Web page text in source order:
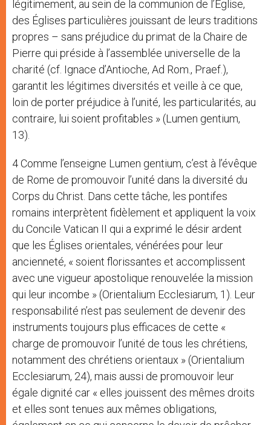
légitimement, au sein de la communion de l’Église,
des Églises particulières jouissant de leurs traditions
propres – sans préjudice du primat de la Chaire de
Pierre qui préside à l’assemblée universelle de la
charité (cf. Ignace d’Antioche, Ad Rom., Praef.),
garantit les légitimes diversités et veille à ce que,
loin de porter préjudice à l’unité, les particularités, au
contraire, lui soient profitables » (Lumen gentium,
13).
4 Comme l’enseigne Lumen gentium, c’est à l’évêque
de Rome de promouvoir l’unité dans la diversité du
Corps du Christ. Dans cette tâche, les pontifes
romains interprètent fidèlement et appliquent la voix
du Concile Vatican II qui a exprimé le désir ardent
que les Églises orientales, vénérées pour leur
ancienneté, « soient florissantes et accomplissent
avec une vigueur apostolique renouvelée la mission
qui leur incombe » (Orientalium Ecclesiarum, 1). Leur
responsabilité n’est pas seulement de devenir des
instruments toujours plus efficaces de cette «
charge de promouvoir l’unité de tous les chrétiens,
notamment des chrétiens orientaux » (Orientalium
Ecclesiarum, 24), mais aussi de promouvoir leur
égale dignité car « elles jouissent des mêmes droits
et elles sont tenues aux mêmes obligations,